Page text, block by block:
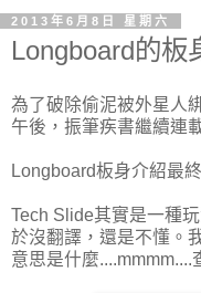
2013年6月8日 星期六
Longboard的板
為了破除偷泥被外星人
午後，振筆疾書繼續連
Longboard板身介紹最
Tech Slide其實是一種
於沒翻譯，還是不懂。
意思是什麼